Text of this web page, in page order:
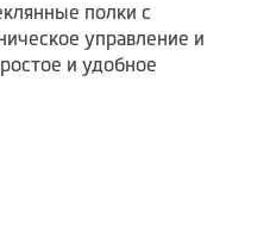
полки с
управление и
и удобное